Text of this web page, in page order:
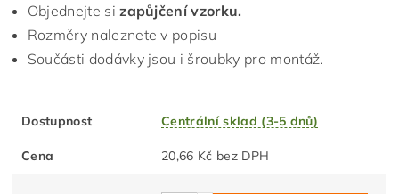
Objednejte si zapůjčení vzorku.
Rozměry naleznete v popisu
Součásti dodávky jsou i šroubky pro montáž.
Dostupnost Centrální sklad (3-5 dnů)
Cena 20,66 Kč bez DPH